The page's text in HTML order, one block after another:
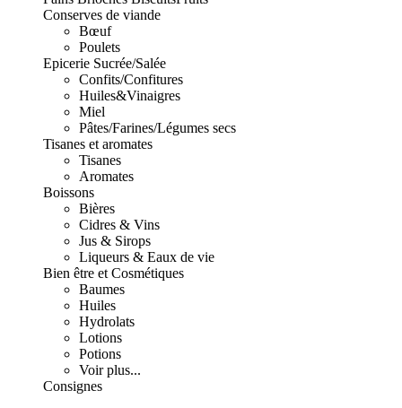
Conserves de viande
Bœuf
Poulets
Epicerie Sucrée/Salée
Confits/Confitures
Huiles&Vinaigres
Miel
Pâtes/Farines/Légumes secs
Tisanes et aromates
Tisanes
Aromates
Boissons
Bières
Cidres & Vins
Jus & Sirops
Liqueurs & Eaux de vie
Bien être et Cosmétiques
Baumes
Huiles
Hydrolats
Lotions
Potions
Voir plus...
Consignes